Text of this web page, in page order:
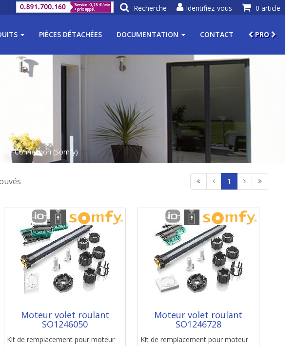
0 article
Identifiez-vous
Recherche
PIÈCES DÉTACHÉES DOCUMENTATION CONTACT PRO
Connexoon (Somfy)
1
Moteur volet roulant
SO1246050
Kit de remplacement pour moteur
Moteur volet roulant
SO1246728
Kit de remplacement pour moteur